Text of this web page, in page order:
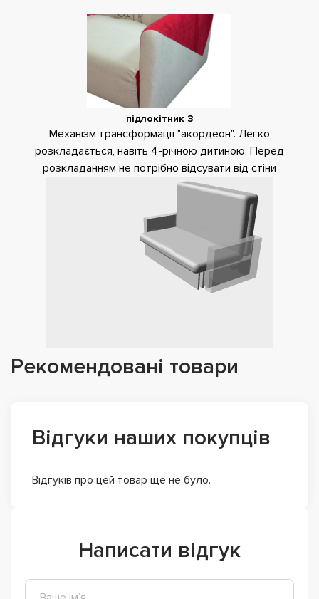
підлокітник 3
Механізм трансформації "акордеон". Легко
розкладається, навіть 4-річною дитиною. Перед
розкладанням не потрібно відсувати від стіни
Рекомендовані товари
Відгуки наших покупців
Відгуків про цей товар ще не було.
Написати відгук